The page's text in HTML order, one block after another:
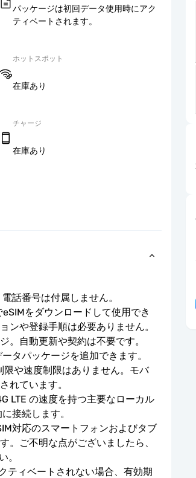
パッケージは初回データ使用時にアク
ティベートされます。
ホットスポット
在庫あり
チャージ
在庫あり
話番号は付属しません。
をダウンロードして使用でき
ンや登録手順は必要ありません。
。自動更新や契約は不要です。
タパッケージを追加できます。
や速度制限はありません。モバ
れています。
LTE の速度を持つ主要なローカル
接続します。
対応のスマートフォンおよびタブ
。ご不明な点がございましたら、
。
ティベートされない場合、有効期